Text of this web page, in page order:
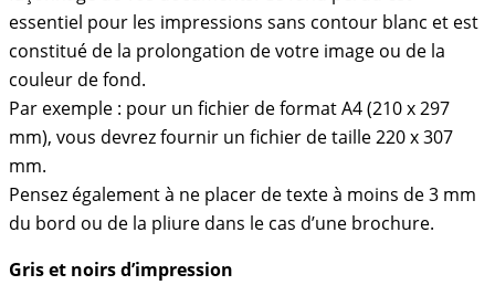
essentiel pour les impressions sans contour blanc et est
constitué de la prolongation de votre image ou de la
couleur de fond.
Par exemple : pour un fichier de format A4 (210 x 297
mm), vous devrez fournir un fichier de taille 220 x 307
mm.
Pensez également à ne placer de texte à moins de 3 mm
du bord ou de la pliure dans le cas d’une brochure.
Gris et noirs d’impression